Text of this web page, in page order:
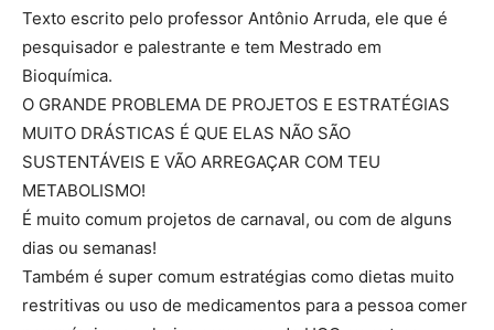
Texto escrito pelo professor Antônio Arruda, ele que é
pesquisador e palestrante e tem Mestrado em
Bioquímica.
O GRANDE PROBLEMA DE PROJETOS E ESTRATÉGIAS
MUITO DRÁSTICAS É QUE ELAS NÃO SÃO
SUSTENTÁVEIS E VÃO ARREGAÇAR COM TEU
METABOLISMO!
É muito comum projetos de carnaval, ou com de alguns
dias ou semanas!
Também é super comum estratégias como dietas muito
restritivas ou uso de medicamentos para a pessoa comer